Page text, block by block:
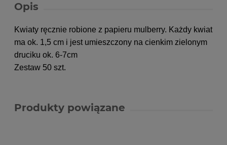
Opis
Kwiaty ręcznie robione z papieru mulberry. Każdy kwiat
ma ok. 1,5 cm i jest umieszczony na cienkim zielonym
druciku ok. 6-7cm
Zestaw 50 szt.
Produkty powiązane